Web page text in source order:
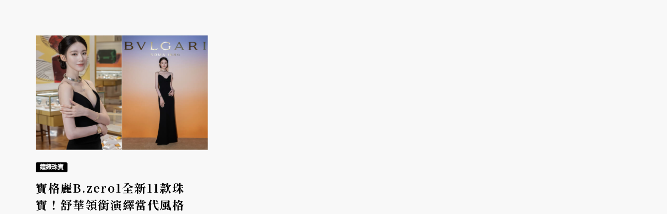
鐘錶珠寶
寶格麗B.zero1全新11款珠
寶！舒華領銜演繹當代風格